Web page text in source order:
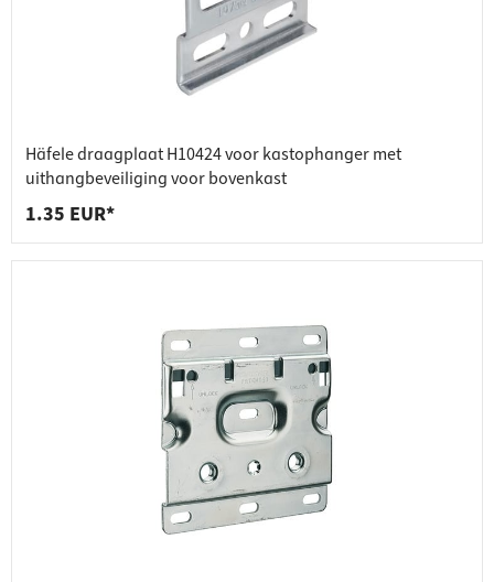
Häfele draagplaat H10424 voor kastophanger met
uithangbeveiliging voor bovenkast
1.35 EUR*